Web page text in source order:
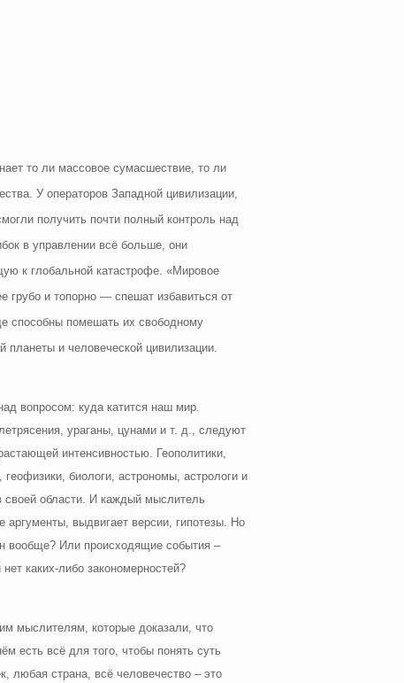
то ли массовое сумасшествие, то ли
У операторов Западной цивилизации,
получить почти полный контроль над
в управлении всё больше, они
к глобальной катастрофе. «Мировое
грубо и топорно — спешат избавиться от
способны помешать их свободному
планеты и человеческой цивилизации.
вопросом: куда катится наш мир.
ураганы, цунами и т. д., следуют
интенсивностью. Геополитики,
геофизики, биологи, астрономы, астрологи и
области. И каждый мыслитель
аргументы, выдвигает версии, гипотезы. Но
вообще? Или происходящие события –
каких-либо закономерностей?
мыслителям, которые доказали, что
есть всё для того, чтобы понять суть
любая страна, всё человечество – это